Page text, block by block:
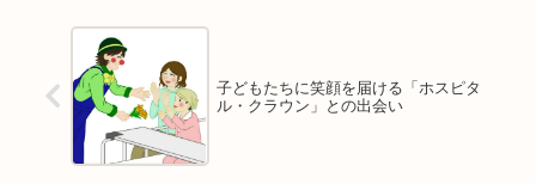
子どもたちに笑顔を届ける「ホスピタ
ル・クラウン」との出会い